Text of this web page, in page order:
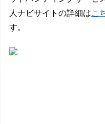
人ナビサイトの詳細はこ
す。